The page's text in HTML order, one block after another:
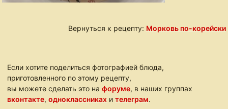
Вернуться к рецепту: Морковь по-корейски
Если хотите поделиться фотографией блюда,
приготовленного по этому рецепту,
вы можете сделать это нафоруме, в наших группах
вконтакте,одноклассниках ителеграм.